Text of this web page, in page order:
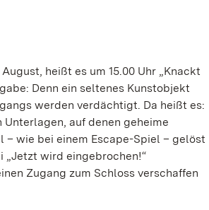
heißt es um 15.00 Uhr „Knackt
Denn ein seltenes Kunstobjekt
werden verdächtigt. Da heißt es:
auf denen geheime
– wie bei einem Escape-Spiel – gelöst
„Jetzt wird eingebrochen!“
Zugang zum Schloss verschaffen